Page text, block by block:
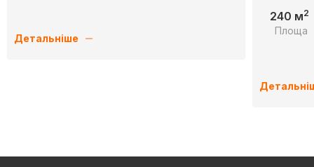
Детальніше
240 м2
Площа